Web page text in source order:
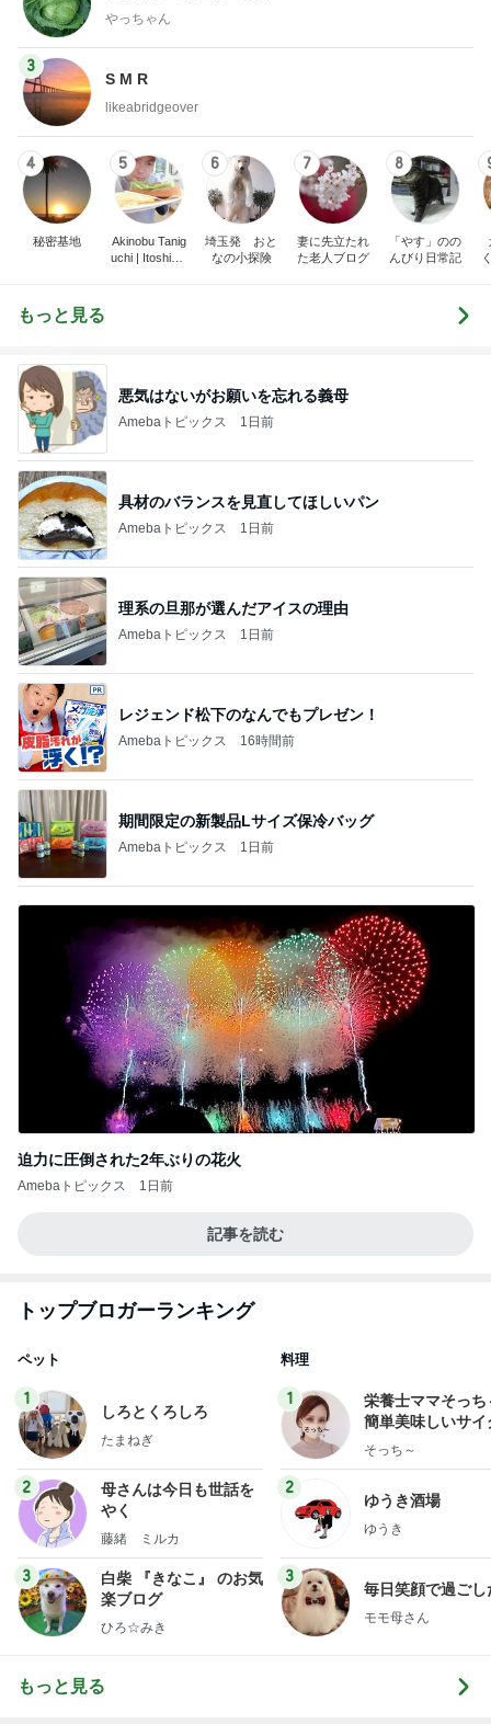
やっちゃん
3
S M R
likeabridgeover
4
秘密基地
5
Akinobu Tanig
uchi | Itoshima
6
埼玉発 おと
なの小探険
7
妻に先立たれ
た老人ブログ
8
「やす」のの
んびり日常記
もっと見る
悪気はないがお願いを忘れる義母
Amebaトピックス 1日前
具材のバランスを見直してほしいパン
Amebaトピックス 1日前
理系の旦那が選んだアイスの理由
Amebaトピックス 1日前
レジェンド松下のなんでもプレゼン！
Amebaトピックス 16時間前
期間限定の新製品Lサイズ保冷バッグ
Amebaトピックス 1日前
迫力に圧倒された2年ぶりの花火
Amebaトピックス 1日前
記事を読む
トップブロガーランキング
ペット
1
しろとくろしろ
たまねぎ
2
母さんは今日も世話を
やく
藤緒 ミルカ
3
白柴 『きなこ』 のお気
楽ブログ
ひろ☆みき
料理
1
栄養士ママそっち
簡単美味しいサイ
献立
そっち～
2
ゆうき酒場
ゆうき
3
毎日笑顔で過ごし
モモ母さん
もっと見る